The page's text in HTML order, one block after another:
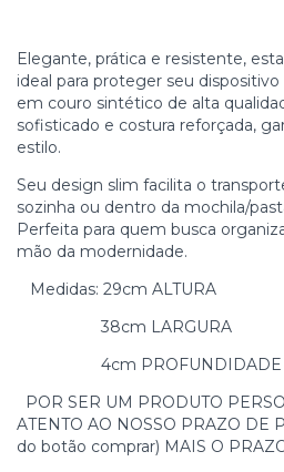
Elegante, prática e resistente,
ideal para proteger seu
em couro sintético de alta
sofisticado e costura reforçada,
estilo.
Seu design slim facilita o
sozinha ou dentro da mochila/
Perfeita para quem busca
mão da modernidade.
Medidas: 29cm ALTURA
38cm LARGURA
4cm PROFUNDIDADE
POR SER UM PRODUTO
ATENTO AO NOSSO PRAZO DE
do botão comprar) MAIS O